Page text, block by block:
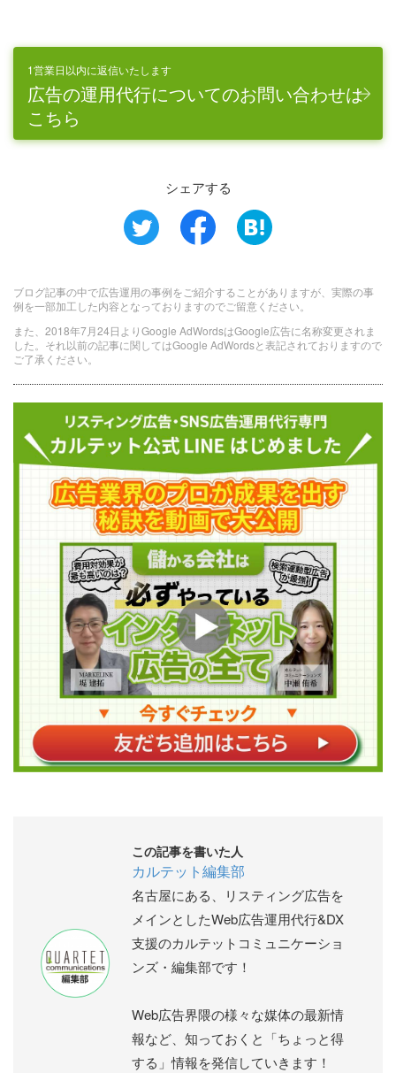
1営業日以内に返信いたします
広告の運用代行についてのお問い合わせは
こちら
シェアする
ブログ記事の中で広告運用の事例をご紹介することがありますが、実際の事
例を一部加工した内容となっておりますのでご留意ください。
また、2018年7月24日よりGoogle AdWordsはGoogle広告に名称変更されま
した。それ以前の記事に関してはGoogle AdWordsと表記されておりますので
ご了承ください。
この記事を書いた人
カルテット編集部
名古屋にある、リスティング広告を
メインとしたWeb広告運用代行&DX
支援のカルテットコミュニケーショ
ンズ・編集部です！
Web広告界隈の様々な媒体の最新情
報など、知っておくと「ちょっと得
する」情報を発信していきます！